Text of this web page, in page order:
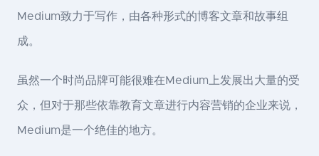
Medium致力于写作，由各种形式的博客文章和故事组
成。
虽然一个时尚品牌可能很难在Medium上发展出大量的受
众，但对于那些依靠教育文章进行内容营销的企业来说，
Medium是一个绝佳的地方。